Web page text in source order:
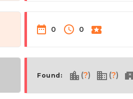
0 0
Found: (?) (?)